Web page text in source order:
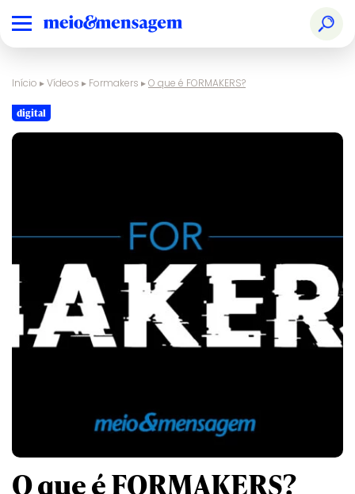
Início ▸Vídeos ▸ Formakers ▸O que é FORMAKERS?
digital
O que é FORMAKERS?